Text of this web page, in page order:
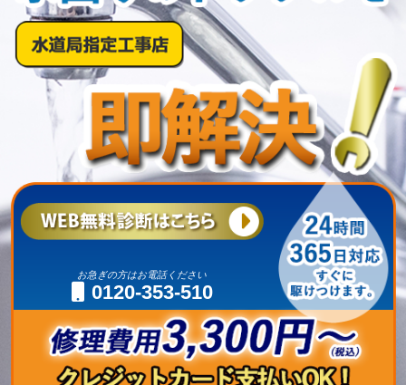
お急ぎの方はお電話ください
0120-353-510